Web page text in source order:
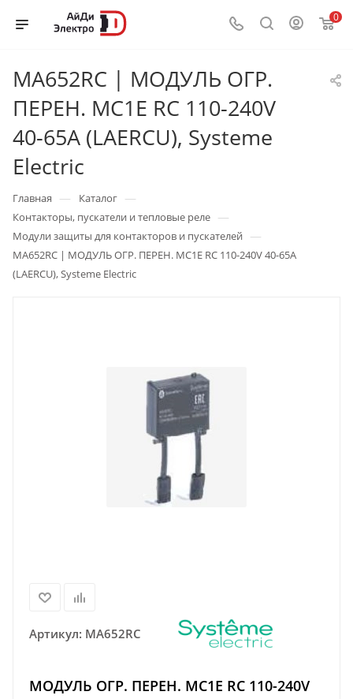
0
MA652RC | МОДУЛЬ ОГР.
ПЕРЕН. MC1E RC 110-240V
40-65A (LAERCU), Systeme
Electric
Главная — Каталог —
Контакторы, пускатели и тепловые реле —
Модули защиты для контакторов и пускателей —
MA652RC | МОДУЛЬ ОГР. ПЕРЕН. MC1E RC 110-240V 40-65A
(LAERCU), Systeme Electric
Артикул: MA652RC
МОДУЛЬ ОГР. ПЕРЕН. MC1E RC 110-240V